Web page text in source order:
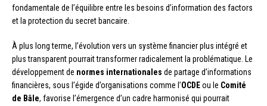
fondamentale de l’équilibre entre les besoins d’information des factors
et la protection du secret bancaire.
À plus long terme, l’évolution vers un système financier plus intégré et
plus transparent pourrait transformer radicalement la problématique. Le
développement de normes internationales de partage d’informations
financières, sous l’égide d’organisations comme l’OCDEou le Comité
de Bâle, favorise l’émergence d’un cadre harmonisé qui pourrait